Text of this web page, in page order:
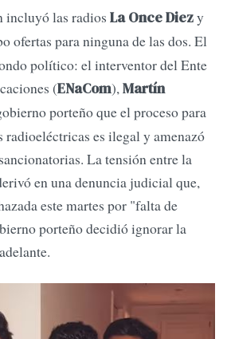
las radios La Once Diezy
ofertas para ninguna de las dos. El
político: el interventor del Ente
(ENaCom),Martín
porteño que el proceso para
es ilegal y amenazó
La tensión entre la
en una denuncia judicial que,
este martes por "falta de
porteño decidió ignorar la